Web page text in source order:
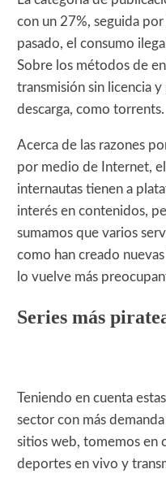
con un 27%, seguida
pasado, el consumo
Sobre los métodos de
transmisión sin licencia
descarga, como torrents.
Acerca de las razones
por medio de Internet,
internautas tienen a
interés en contenidos,
sumamos que varios
como han creado
lo vuelve más
Series más
Teniendo en cuenta
sector con más
sitios web, tomemos en
deportes en vivo y